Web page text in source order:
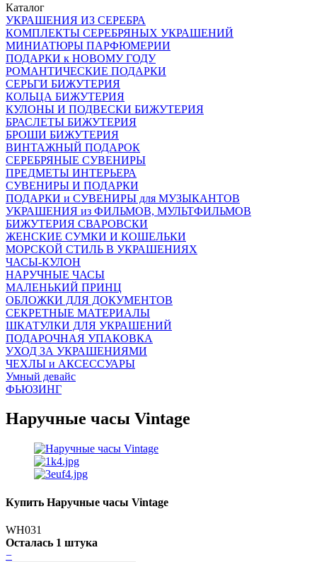
Каталог
УКРАШЕНИЯ ИЗ СЕРЕБРА
КОМПЛЕКТЫ СЕРЕБРЯНЫХ УКРАШЕНИЙ
МИНИАТЮРЫ ПАРФЮМЕРИИ
ПОДАРКИ к НОВОМУ ГОДУ
РОМАНТИЧЕСКИЕ ПОДАРКИ
СЕРЬГИ БИЖУТЕРИЯ
КОЛЬЦА БИЖУТЕРИЯ
КУЛОНЫ И ПОДВЕСКИ БИЖУТЕРИЯ
БРАСЛЕТЫ БИЖУТЕРИЯ
БРОШИ БИЖУТЕРИЯ
ВИНТАЖНЫЙ ПОДАРОК
СЕРЕБРЯНЫЕ СУВЕНИРЫ
ПРЕДМЕТЫ ИНТЕРЬЕРА
СУВЕНИРЫ И ПОДАРКИ
ПОДАРКИ и СУВЕНИРЫ для МУЗЫКАНТОВ
УКРАШЕНИЯ из ФИЛЬМОВ, МУЛЬТФИЛЬМОВ
БИЖУТЕРИЯ СВАРОВСКИ
ЖЕНСКИЕ СУМКИ И КОШЕЛЬКИ
МОРСКОЙ СТИЛЬ В УКРАШЕНИЯХ
ЧАСЫ-КУЛОН
НАРУЧНЫЕ ЧАСЫ
МАЛЕНЬКИЙ ПРИНЦ
ОБЛОЖКИ ДЛЯ ДОКУМЕНТОВ
СЕКРЕТНЫЕ МАТЕРИАЛЫ
ШКАТУЛКИ ДЛЯ УКРАШЕНИЙ
ПОДАРОЧНАЯ УПАКОВКА
УХОД ЗА УКРАШЕНИЯМИ
ЧEХЛЫ и АКСЕССУАРЫ
Умный девайс
ФЬЮЗИНГ
Наручные часы Vintage
Купить Наручные часы Vintage
WH031
Осталась 1 штука
−